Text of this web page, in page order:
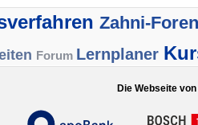
Zahni-
Forum Lernplaner
Die Webseite